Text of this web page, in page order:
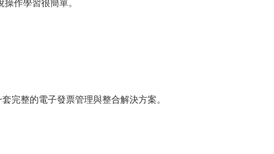
作學習很簡單。
完整的電子發票管理與整合解決方案。